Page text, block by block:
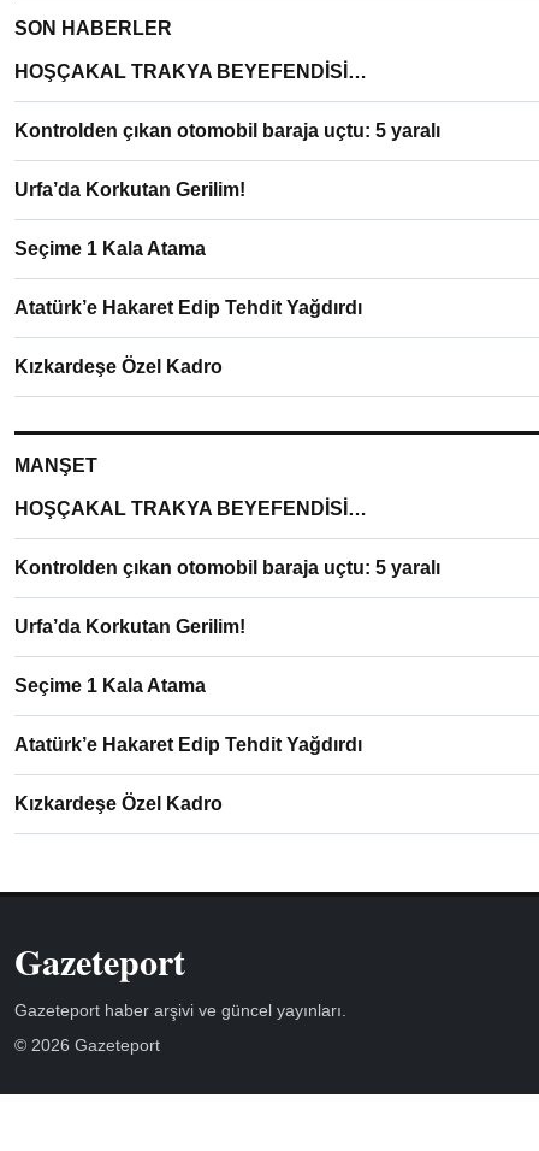
SON HABERLER
HOŞÇAKAL TRAKYA BEYEFENDİSİ…
Kontrolden çıkan otomobil baraja uçtu: 5 yaralı
Urfa’da Korkutan Gerilim!
Seçime 1 Kala Atama
Atatürk’e Hakaret Edip Tehdit Yağdırdı
Kızkardeşe Özel Kadro
MANŞET
HOŞÇAKAL TRAKYA BEYEFENDİSİ…
Kontrolden çıkan otomobil baraja uçtu: 5 yaralı
Urfa’da Korkutan Gerilim!
Seçime 1 Kala Atama
Atatürk’e Hakaret Edip Tehdit Yağdırdı
Kızkardeşe Özel Kadro
Gazeteport
Gazeteport haber arşivi ve güncel yayınları.
© 2026 Gazeteport